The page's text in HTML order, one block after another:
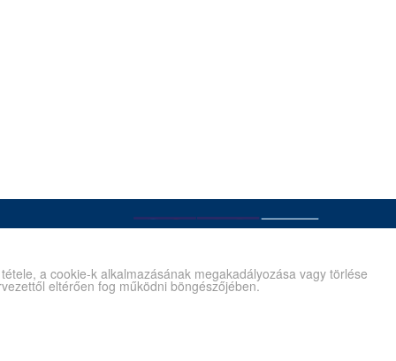
a cookie-k alkalmazásának megakadályozása vagy törlése
eltérően fog működni böngészőjében.